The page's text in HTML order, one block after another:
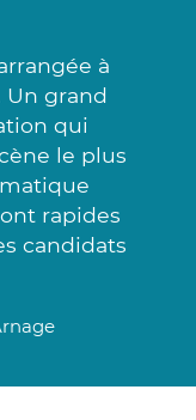
à
Un grand
qui
le plus
rapides
candidats